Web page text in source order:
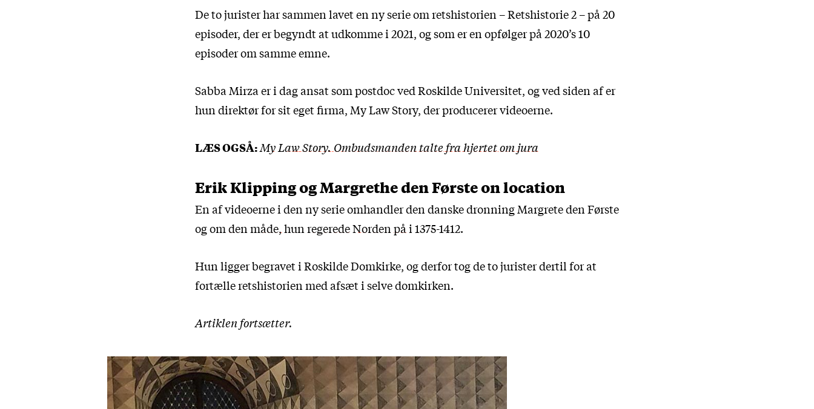
De to jurister har sammen lavet en ny serie om retshistorien – Retshistorie 2 – på 20
episoder, der er begyndt at udkomme i 2021, og som er en opfølger på 2020’s 10
episoder om samme emne.
Sabba Mirza er i dag ansat som postdoc ved Roskilde Universitet, og ved siden af er
hun direktør for sit eget firma, My Law Story, der producerer videoerne.
LÆS OGSÅ:My Law Story. Ombudsmanden talte fra hjertet om jura
Erik Klipping og Margrethe den Første on location
En af videoerne i den ny serie omhandler den danske dronning Margrete den Første
og omden måde, hun regerede Norden på i 1375-1412.
Hun ligger begravet i Roskilde Domkirke, og derfor tog de to jurister dertil for at
fortælle retshistorien med afsæt i selve domkirken.
Artiklen fortsætter.